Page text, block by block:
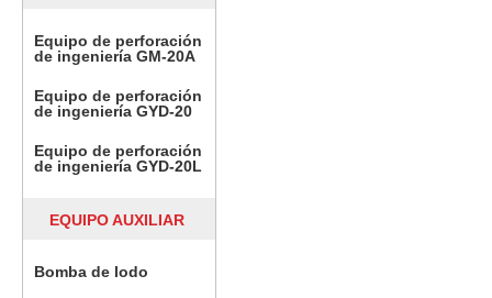
Equipo de perforación
de ingeniería GM-20A
Equipo de perforación
de ingeniería GYD-20
Equipo de perforación
de ingeniería GYD-20L
EQUIPO AUXILIAR
Bomba de lodo